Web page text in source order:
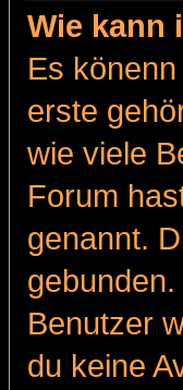
Wie kann
Es
erste
wie viele
Forum
genannt.
Benutzer
du keine